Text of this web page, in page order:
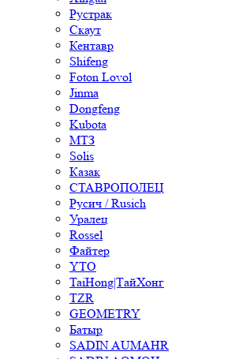
Рустрак
Скаут
Кентавр
Shifeng
Foton Lovol
Jinma
Dongfeng
Kubota
МТЗ
Solis
Казак
СТАВРОПОЛЕЦ
Русич / Rusich
Уралец
Rossel
Файтер
YTO
TaiHong|ТайХонг
TZR
GEOMETRY
Батыр
SADIN AUMAHR